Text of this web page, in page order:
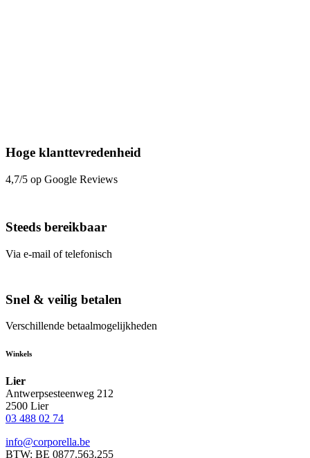
Hoge klanttevredenheid
4,7/5 op Google Reviews
Steeds bereikbaar
Via e-mail of telefonisch
Snel & veilig betalen
Verschillende betaalmogelijkheden
Winkels
Lier
Antwerpsesteenweg 212
2500 Lier
03 488 02 74
info@corporella.be
BTW: BE 0877.563.255